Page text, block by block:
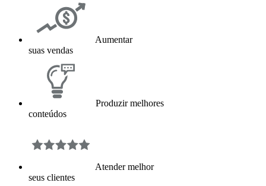
Aumentar
suas vendas
Produzir melhores
conteúdos
Atender melhor
seus clientes